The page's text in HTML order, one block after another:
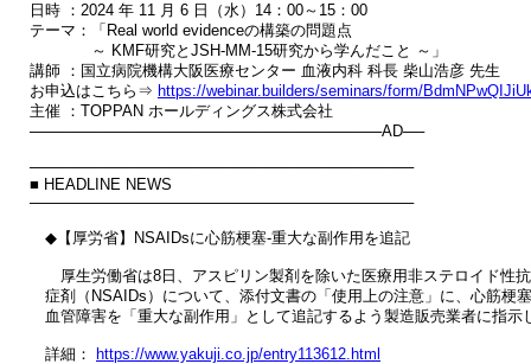
日時 ：2024 年 11 月 6 日（水）14：00～15：00
テーマ：「Real world evidenceの構築の問題点
～ KMF研究とJSH-MM-15研究から学んだこと ～」
講師 ：国立病院機構大阪医療センター 血液内科 科長 柴山浩彦 先生
お申込はこちら⇒ https://webinar.builders/seminars/form/
主催 ：TOPPAN ホールディングス株式会社
─────────────────────────────────AD──
────────────────────────────────────
■ HEADLINE NEWS
────────────────────────────────────
◆【厚労省】NSAIDsに心筋梗塞‐重大な副作用を追記
厚生労働省は8日、アスピリン製剤を除いた医療用非ステロイド性
症剤（NSAIDs）について、添付文書の「使用上の注意」に、心筋梗
血管障害を「重大な副作用」として追記するよう製造販売業者に指示
詳細： https://www.yakuji.co.jp/entry113612.html